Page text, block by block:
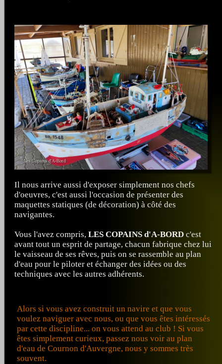
Il nous arrive aussi d'exposer simplement nos chefs
d'oeuvres, c'est aussi l'occasion de présenter des
maquettes statiques (de décoration) à côté des
navigantes.
Vous l'avez compris, LES COPAINS d'A-BORD c'est
avant tout un esprit de partage, chacun fabrique chez lui
le vaisseau de ses rêves, puis on se rassemble au plan
d'eau pour le piloter et échanger des idées ou des
techniques avec les autres adhérents.
Alors si vous avez construit un navire et que vous
voulez naviguer avec nous, ou que vous êtes intéressés
par cette discipline... on vous attend au club ! Si vous
êtes simplement curieux, passez nous voir au plan
d'eau de Cournon d'Auvergne, nous y sommes très
souvent.